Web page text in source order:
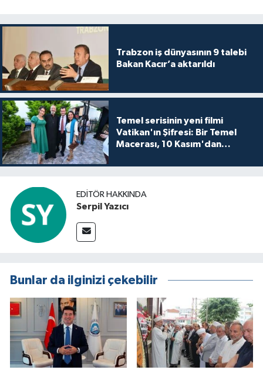
Trabzon iş dünyasının 9 talebi
Bakan Kacır’a aktarıldı
Temel serisinin yeni filmi
Vatikan'ın Şifresi: Bir Temel
Macerası, 10 Kasım'dan
buluşuyo
EDITÖR HAKKINDA
Serpil Yazıcı
Bunlar da ilginizi çekebilir